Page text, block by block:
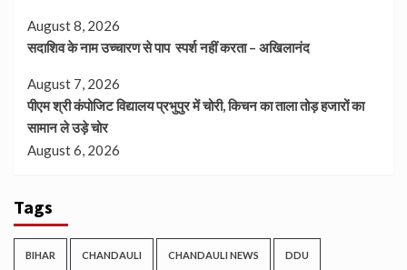
August 8, 2026
सदाशिव के नाम उच्चारण से पाप स्पर्श नहीं करता – अखिलानंद
August 7, 2026
पीएम श्री कंपोजिट विद्यालय प्रभुपुर में चोरी, किचन का ताला तोड़ हजारों का
सामान ले उड़े चोर
August 6, 2026
Tags
BIHAR CHANDAULI CHANDAULI NEWS DDU